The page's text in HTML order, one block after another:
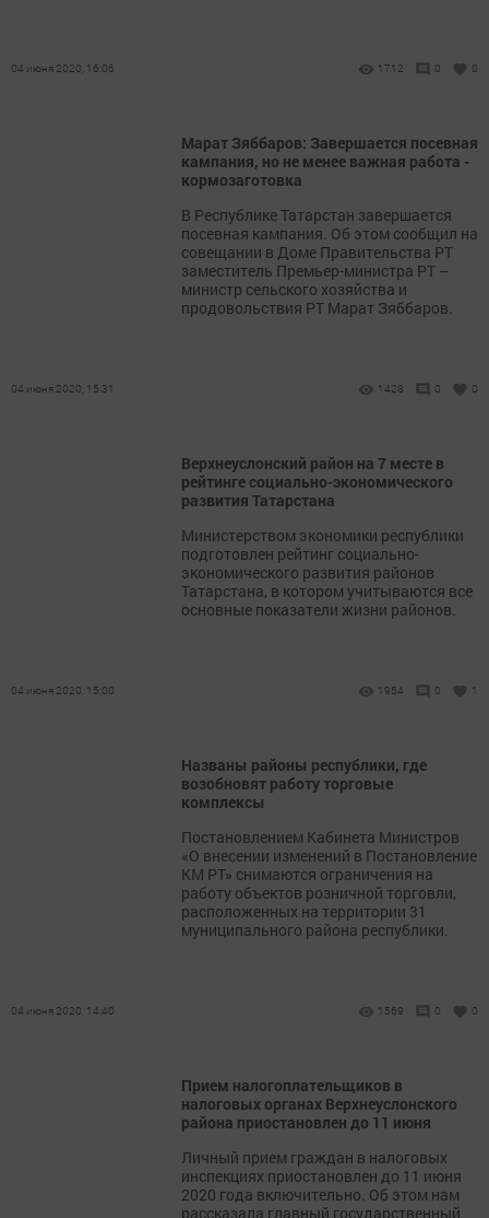
04 июня 2020, 16:06 1712 0 0
Марат Зяббаров: Завершается посевная
кампания, но не менее важная работа -
кормозаготовка
В Республике Татарстан завершается
посевная кампания. Об этом сообщил на
совещании в Доме Правительства РТ
заместитель Премьер-министра РТ –
министр сельского хозяйства и
продовольствия РТ Марат Зяббаров.
04 июня 2020, 15:31 1428 0 0
Верхнеуслонский район на 7 месте в
рейтинге социально-экономического
развития Татарстана
Министерством экономики республики
подготовлен рейтинг социально-
экономического развития районов
Татарстана, в котором учитываются все
основные показатели жизни районов.
04 июня 2020, 15:00 1954 0 1
Названы районы республики, где
возобновят работу торговые
комплексы
Постановлением Кабинета Министров
«О внесении изменений в Постановление
КМ РТ» снимаются ограничения на
работу объектов розничной торговли,
расположенных на территории 31
муниципального района республики.
04 июня 2020, 14:40 1569 0 0
Прием налогоплательщиков в
налоговых органах Верхнеуслонского
района приостановлен до 11 июня
Личный прием граждан в налоговых
инспекциях приостановлен до 11 июня
2020 года включительно. Об этом нам
рассказала главный государственный